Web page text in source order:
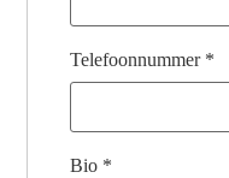
Telefoonnummer *
Bio *